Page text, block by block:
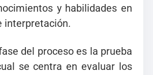
y habilidades en
interpretación.
del proceso es la prueba
se centra en evaluar los